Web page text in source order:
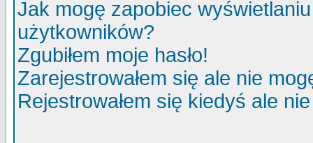
Jak mogę zapobiec
użytkowników?
Zgubiłem moje hasło!
Zarejestrowałem się ale nie
Rejestrowałem się kiedyś ale